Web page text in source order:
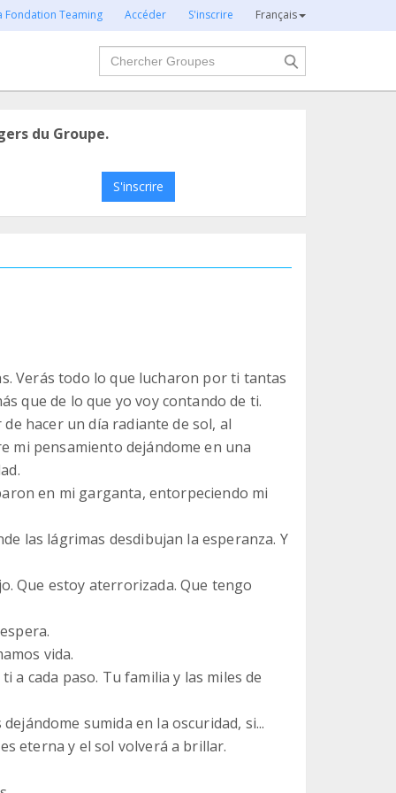
Fondation Teaming Accéder S'inscrire Français
Chercher
du Groupe.
S'inscrire
Verás todo lo que lucharon por ti tantas
que de lo que yo voy contando de ti.
hacer un día radiante de sol, al
mi pensamiento dejándome en una
en mi garganta, entorpeciendo mi
las lágrimas desdibujan la esperanza. Y
Que estoy aterrorizada. Que tengo
vida.
a cada paso. Tu familia y las miles de
sumida en la oscuridad, si...
eterna y el sol volverá a brillar.